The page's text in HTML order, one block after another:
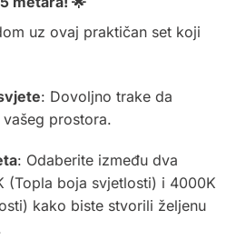
uz ovaj praktičan set koji
: Dovoljno trake da
prostora.
: Odaberite između dva
(Topla boja svjetlosti) i 4000K
kako biste stvorili željenu